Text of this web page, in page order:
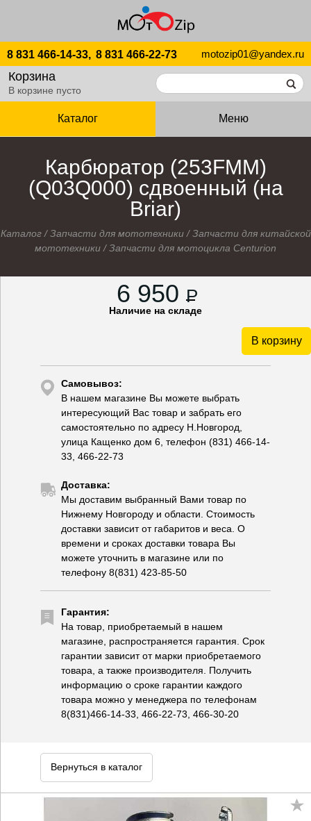
8 831 466-14-33, 8 831 466-22-73 motozip01@yandex.ru
Корзина
В корзине пусто
Каталог Меню
Карбюратор (253FMM)
(Q03Q000) сдвоенный (на
Briar)
Каталог/Запчасти для мототехники/Запчасти для китайской
мототехники /Запчасти для мотоцикла Centurion
6 950 P
Наличие на складе
В корзину
Самовывоз:
В нашем магазине Вы можете выбрать
интересующий Вас товар и забрать его
самостоятельно по адресу Н.Новгород,
улица Кащенко дом 6, телефон (831) 466-14-
33, 466-22-73
Доставка:
Мы доставим выбранный Вами товар по
Нижнему Новгороду и области. Стоимость
доставки зависит от габаритов и веса. О
времени и сроках доставки товара Вы
можете уточнить в магазине или по
телефону 8(831) 423-85-50
Гарантия:
На товар, приобретаемый в нашем
магазине, распространяется гарантия. Срок
гарантии зависит от марки приобретаемого
товара, а также производителя. Получить
информацию о сроке гарантии каждого
товара можно у менеджера по телефонам
8(831)466-14-33, 466-22-73, 466-30-20
Вернуться в каталог